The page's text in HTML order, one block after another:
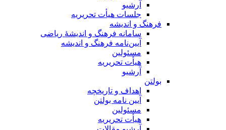
آرشیو
جلسات هیأت تحریریه
فرهنگ و اندیشه
سامانه فرهنگ و اندیشۀ ریاضی
آیین‌نامه فرهنگ و اندیشه
مسئولین
هیأت تحریریه
آرشیو
بولتن
اهداف و تاریخچه
آیین نامه بولتن
مسئولین
هیأت تحریریه